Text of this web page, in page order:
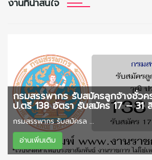
งานที่น่าสนใจ
กรมสรรพากร รับสมัครลูกจ้างชั่ว
ป.ตรี 138 อัตรา รับสมัคร 17 – 31
กรมสรรพากร รับสมัครล ...
อ่านเพิ่มเติม